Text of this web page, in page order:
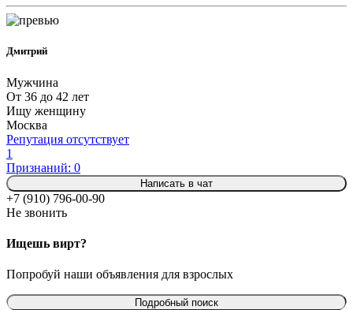
Дмитрий
Мужчина
От 36 до 42 лет
Ищу женщину
Москва
Репутация отсутствует
1
Признаний: 0
Написать в чат
+7 (910) 796-00-90
Не звонить
Ищешь вирт?
Попробуй наши объявления для взрослых
Подробный поиск